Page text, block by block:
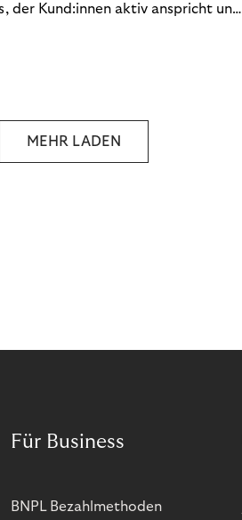
der Kund:innen aktiv anspricht und
So bleiben Menschen
MEHR LADEN
Für Business
BNPL Bezahlmethoden